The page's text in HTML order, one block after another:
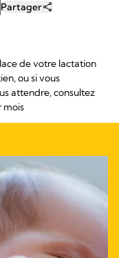
Partager
de votre lactation
ou si vous
attendre, consultez
mois